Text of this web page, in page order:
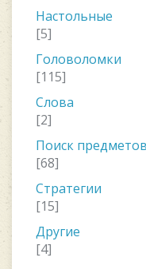
Настольные
[5]
Головоломки
[115]
Слова
[2]
Поиск предметов
[68]
Стратегии
[15]
Другие
[4]